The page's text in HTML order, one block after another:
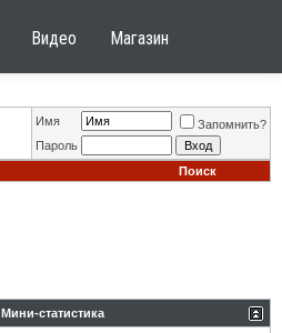
Видео Магазин
Имя
Запомнить?
Пароль
Поиск
Мини-статистика